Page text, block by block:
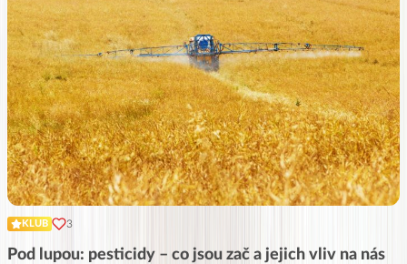
KLUB 3
Pod lupou: pesticidy – co jsou zač a jejich vliv na nás